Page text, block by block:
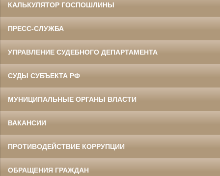
КАЛЬКУЛЯТОР ГОСПОШЛИНЫ
ПРЕСС-СЛУЖБА
УПРАВЛЕНИЕ СУДЕБНОГО ДЕПАРТАМЕНТА
СУДЫ СУБЪЕКТА РФ
МУНИЦИПАЛЬНЫЕ ОРГАНЫ ВЛАСТИ
ВАКАНСИИ
ПРОТИВОДЕЙСТВИЕ КОРРУПЦИИ
ОБРАЩЕНИЯ ГРАЖДАН